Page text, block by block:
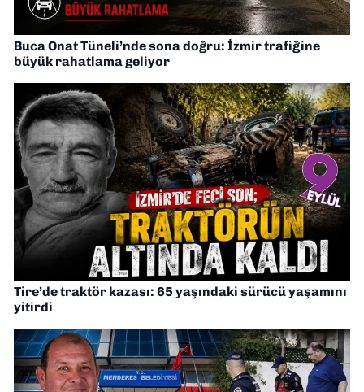
Buca Onat Tüneli’nde sona doğru: İzmir trafiğine
büyük rahatlama geliyor
Tire’de traktör kazası: 65 yaşındaki sürücü yaşamını
yitirdi